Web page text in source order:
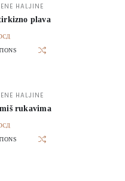
HALJINE
plava
HALJINE
rukavima